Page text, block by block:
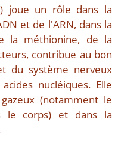
joue un rôle dans la
et de l'ARN, dans la
la méthionine, de la
contribue au bon
du système nerveux
nucléiques. Elle
(notamment le
le corps) et dans la